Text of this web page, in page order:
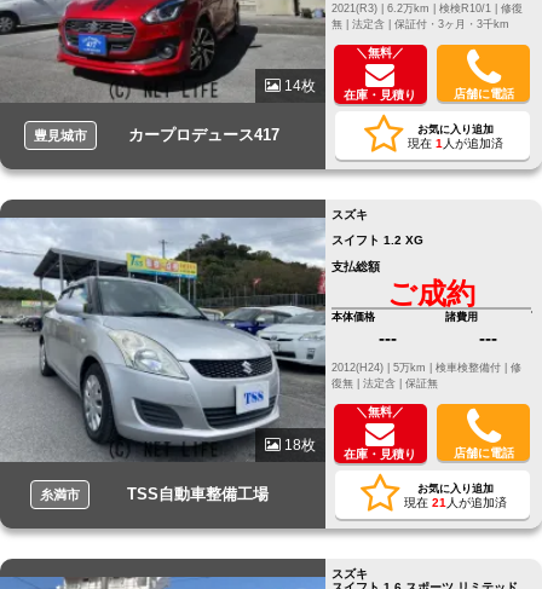
14枚
豊見城市 カープロデュース417
修復
無 | 法定含 | 保証付・3ヶ月・3千km
＼無料／
在庫・見積り 店舗に電話
お気に入り追加
現在 1 人が追加済
18枚
糸満市 TSS自動車整備工場
スズキ
スイフト 1.2 XG
支払総額
ご成約
本体価格
---
諸費用
---
修
復無 | 法定含 | 保証無
＼無料／
在庫・見積り 店舗に電話
お気に入り追加
現在 21 人が追加済
スズキ